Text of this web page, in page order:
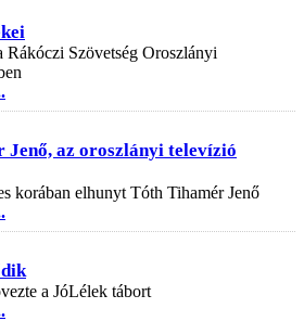
Rákóczi Szövetség Oroszlányi
az oroszlányi televízió
korában elhunyt Tóth Tihamér Jenő
a JóLélek tábort